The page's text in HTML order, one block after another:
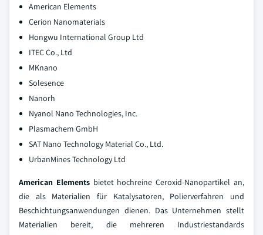
American Elements
Cerion Nanomaterials
Hongwu International Group Ltd
ITEC Co., Ltd
MKnano
Solesence
Nanorh
Nyanol Nano Technologies, Inc.
Plasmachem GmbH
SAT Nano Technology Material Co., Ltd.
UrbanMines Technology Ltd
American Elementsbietet hochreine Ceroxid-Nanopartikel an,
die als Materialien für Katalysatoren, Polierverfahren und
Beschichtungsanwendungen dienen. Das Unternehmen stellt
Materialien bereit, die mehreren Industriestandards